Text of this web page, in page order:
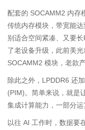
配套的 SOCAMM2 内存
传统内存模块，带宽能
别适合空间紧凑、又要
了老设备升级，此前美
SOCAMM2 模块，老款
除此之外，LPDDR6 还
(PIM)。简单来说，就是
集成计算能力，一部分运
以往 AI 工作时，数据要